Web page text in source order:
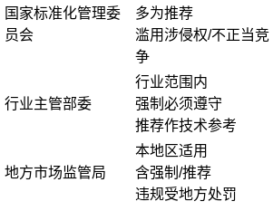
国家标准化管理委
员会
多为推荐
滥用涉侵权/不正当竞
争
行业主管部委
行业范围内
强制必须遵守
推荐作技术参考
地方市场监管局
本地区适用
含强制/推荐
违规受地方处罚